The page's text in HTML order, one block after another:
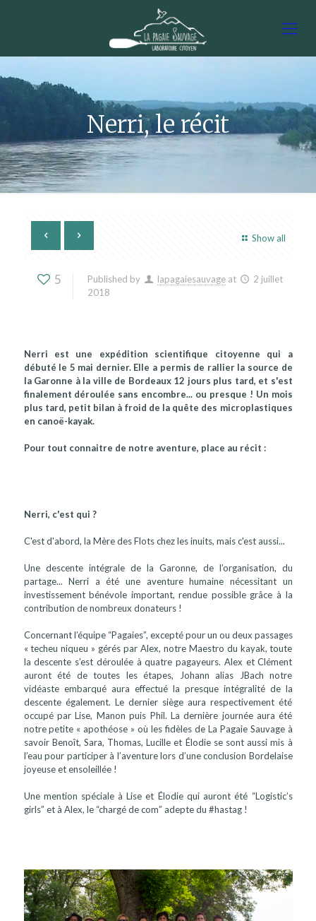
Nerri, le récit
Show all
5 Published by lapagaiesauvage at
2 juillet
2018
Nerri est une expédition scientifique citoyenne qui a
débuté le 5 mai dernier. Elle a permis de rallier la source de
la Garonne à la ville de Bordeaux 12 jours plus tard, et s'est
finalement déroulée sans encombre... ou presque ! Un mois
plus tard, petit bilan à froid de la quête des microplastiques
en canoë-kayak.
Pour tout connaitre de notre aventure, place au récit :
Nerri, c'est qui ?
C'est d'abord, la Mère des Flots chez les inuits, mais c'est aussi...
Une descente intégrale de la Garonne, de l’organisation, du
partage... Nerri a été une aventure humaine nécessitant un
investissement bénévole important, rendue possible grâce à la
contribution de nombreux donateurs !
Concernant l’équipe “Pagaies”, excepté pour un ou deux passages
« techeu niqueu » gérés par Alex, notre Maestro du kayak, toute
la descente s’est déroulée à quatre pagayeurs. Alex et Clément
auront été de toutes les étapes, Johann alias JBach notre
vidéaste embarqué aura effectué la presque intégralité de la
descente également. Le dernier siège aura respectivement été
occupé par Lise, Manon puis Phil. La dernière journée aura été
notre petite « apothéose » où les fidèles de La Pagaie Sauvage à
savoir Benoît, Sara, Thomas, Lucille et Élodie se sont aussi mis à
l’eau pour participer à l’aventure lors d’une conclusion Bordelaise
joyeuse et ensoleillée !
Une mention spéciale à Lise et Élodie qui auront été “Logistic’s
girls” et à Alex, le “chargé de com” adepte du #hastag !